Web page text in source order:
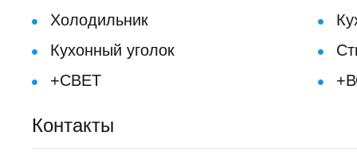
Холодильник
Кухонный уголок
+СВЕТ
Контакты